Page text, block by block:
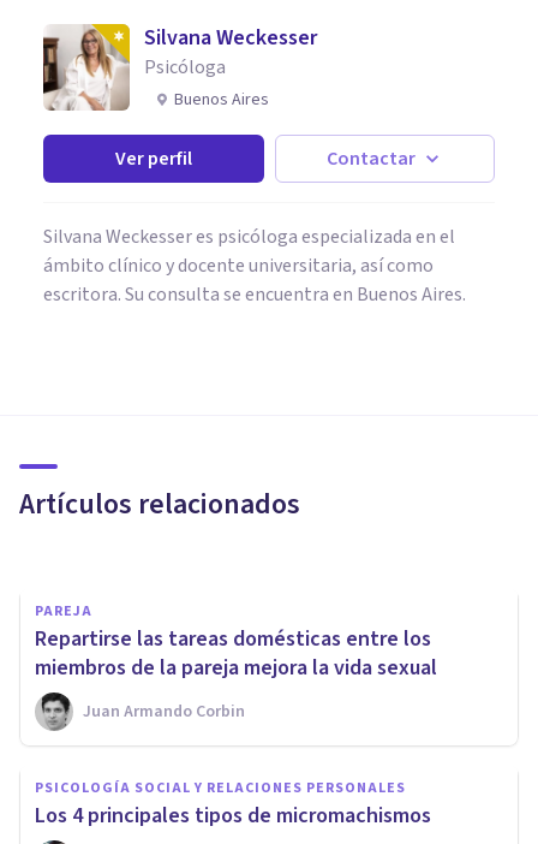
Silvana Weckesser
Psicóloga
Buenos Aires
Ver perfil Contactar
Silvana Weckesser es psicóloga especializada en el
ámbito clínico y docente universitaria, así como
escritora. Su consulta se encuentra en Buenos Aires.
Artículos relacionados
género: ejemplos y valores
PAREJA
Repartirse las tareas domésticas entre los
miembros de la pareja mejora la vida sexual
Juan Armando Corbin
PSICOLOGÍA SOCIAL Y RELACIONES PERSONALES
Los 4 principales tipos de micromachismos
PSICOLOGÍA SOCIAL Y RELACIONES PERSONALES
Estrés por discrepancia
masculina: qué es y cómo